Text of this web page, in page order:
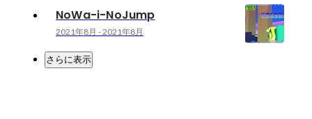
NoWa-i-NoJump
2021年8月 -2021年8月
さらに表示